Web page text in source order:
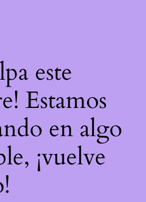
este
Estamos
en algo
¡vuelve